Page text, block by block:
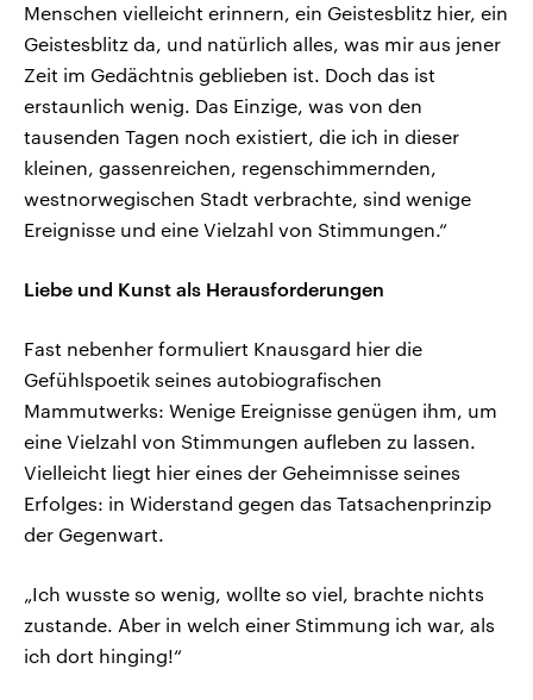
Menschen vielleicht erinnern, ein Geistesblitz hier, ein
Geistesblitz da, und natürlich alles, was mir aus jener
Zeit im Gedächtnis geblieben ist. Doch das ist
erstaunlich wenig. Das Einzige, was von den
tausenden Tagen noch existiert, die ich in dieser
kleinen, gassenreichen, regenschimmernden,
westnorwegischen Stadt verbrachte, sind wenige
Ereignisse und eine Vielzahl von Stimmungen.“
Liebe und Kunst als Herausforderungen
Fast nebenher formuliert Knausgard hier die
Gefühlspoetik seines autobiografischen
Mammutwerks: Wenige Ereignisse genügen ihm, um
eine Vielzahl von Stimmungen aufleben zu lassen.
Vielleicht liegt hier eines der Geheimnisse seines
Erfolges: in Widerstand gegen das Tatsachenprinzip
der Gegenwart.
„Ich wusste so wenig, wollte so viel, brachte nichts
zustande. Aber in welch einer Stimmung ich war, als
ich dort hinging!“